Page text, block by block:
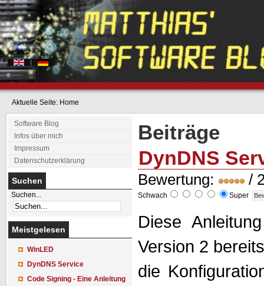
Aktuelle Seite: Home
Software Blog
Infos über mich
Impressum
Datenschutzerklärung
Suchen
Suchen...
Meistgelesen
WinLED
DynDNS Service
Code Signing - Eine Anleitung
Beiträge
DynDNS
Bewertung: /
Schwach Super
Diese
Version 2
die